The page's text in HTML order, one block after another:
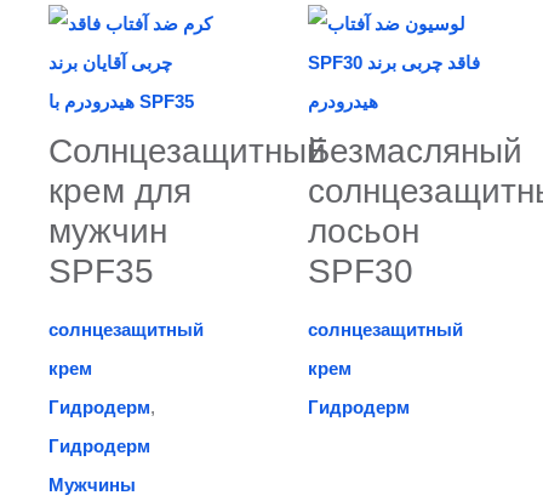
Солнцезащитный
крем для
мужчин
SPF35
солнцезащитный
крем
Гидродерм,
Гидродерм
Мужчины
Безмасляный
лосьон
SPF30
солнцезащитный
крем
Гидродерм